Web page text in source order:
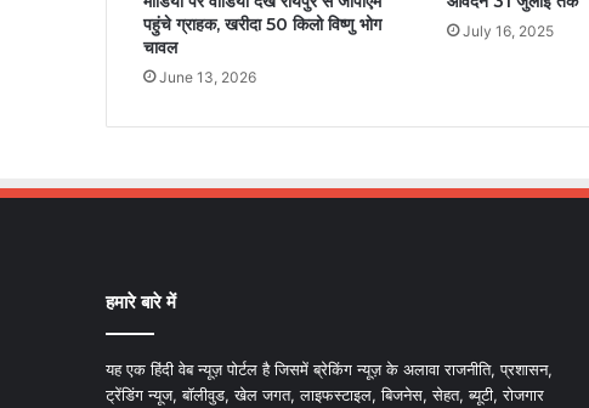
पहुंचे ग्राहक, खरीदा 50 किलो विष्णु भोग
चावल
June 13, 2026
July 16, 2025
हमारे बारे में
यह एक हिंदी वेब न्यूज़ पोर्टल है जिसमें ब्रेकिंग न्यूज़ के अलावा राजनीति, प्रशासन,
ट्रेंडिंग न्यूज, बॉलीवुड, खेल जगत, लाइफस्टाइल, बिजनेस, सेहत, ब्यूटी, रोजगार